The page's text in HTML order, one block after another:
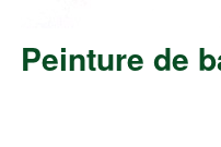
Peinture de